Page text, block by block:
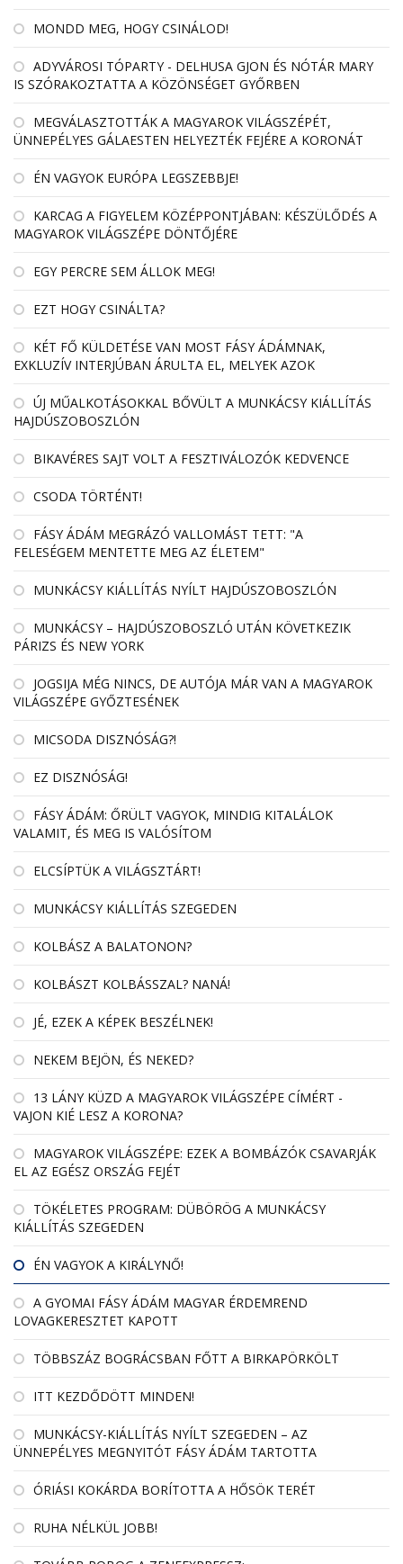
MONDD MEG, HOGY CSINÁLOD!
ADYVÁROSI TÓPARTY - DELHUSA GJON ÉS NÓTÁR MARY
IS SZÓRAKOZTATTA A KÖZÖNSÉGET GYŐRBEN
MEGVÁLASZTOTTÁK A MAGYAROK VILÁGSZÉPÉT,
ÜNNEPÉLYES GÁLAESTEN HELYEZTÉK FEJÉRE A KORONÁT
ÉN VAGYOK EURÓPA LEGSZEBBJE!
KARCAG A FIGYELEM KÖZÉPPONTJÁBAN: KÉSZÜLŐDÉS A
MAGYAROK VILÁGSZÉPE DÖNTŐJÉRE
EGY PERCRE SEM ÁLLOK MEG!
EZT HOGY CSINÁLTA?
KÉT FŐ KÜLDETÉSE VAN MOST FÁSY ÁDÁMNAK,
EXKLUZÍV INTERJÚBAN ÁRULTA EL, MELYEK AZOK
ÚJ MŰALKOTÁSOKKAL BŐVÜLT A MUNKÁCSY KIÁLLÍTÁS
HAJDÚSZOBOSZLÓN
BIKAVÉRES SAJT VOLT A FESZTIVÁLOZÓK KEDVENCE
CSODA TÖRTÉNT!
FÁSY ÁDÁM MEGRÁZÓ VALLOMÁST TETT: "A
FELESÉGEM MENTETTE MEG AZ ÉLETEM"
MUNKÁCSY KIÁLLÍTÁS NYÍLT HAJDÚSZOBOSZLÓN
MUNKÁCSY – HAJDÚSZOBOSZLÓ UTÁN KÖVETKEZIK
PÁRIZS ÉS NEW YORK
JOGSIJA MÉG NINCS, DE AUTÓJA MÁR VAN A MAGYAROK
VILÁGSZÉPE GYŐZTESÉNEK
MICSODA DISZNÓSÁG?!
EZ DISZNÓSÁG!
FÁSY ÁDÁM: ŐRÜLT VAGYOK, MINDIG KITALÁLOK
VALAMIT, ÉS MEG IS VALÓSÍTOM
ELCSÍPTÜK A VILÁGSZTÁRT!
MUNKÁCSY KIÁLLÍTÁS SZEGEDEN
KOLBÁSZ A BALATONON?
KOLBÁSZT KOLBÁSSZAL? NANÁ!
JÉ, EZEK A KÉPEK BESZÉLNEK!
NEKEM BEJÖN, ÉS NEKED?
13 LÁNY KÜZD A MAGYAROK VILÁGSZÉPE CÍMÉRT -
VAJON KIÉ LESZ A KORONA?
MAGYAROK VILÁGSZÉPE: EZEK A BOMBÁZÓK CSAVARJÁK
EL AZ EGÉSZ ORSZÁG FEJÉT
TÖKÉLETES PROGRAM: DÜBÖRÖG A MUNKÁCSY
KIÁLLÍTÁS SZEGEDEN
ÉN VAGYOK A KIRÁLYNŐ!
A GYOMAI FÁSY ÁDÁM MAGYAR ÉRDEMREND
LOVAGKERESZTET KAPOTT
TÖBBSZÁZ BOGRÁCSBAN FŐTT A BIRKAPÖRKÖLT
ITT KEZDŐDÖTT MINDEN!
MUNKÁCSY-KIÁLLÍTÁS NYÍLT SZEGEDEN – AZ
ÜNNEPÉLYES MEGNYITÓT FÁSY ÁDÁM TARTOTTA
ÓRIÁSI KOKÁRDA BORÍTOTTA A HŐSÖK TERÉT
RUHA NÉLKÜL JOBB!